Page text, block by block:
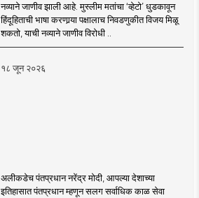
नव्याने जाणीव झाली आहे. मुस्लीम मतांचा ‘व्हेटो’ धुडकावून
हिंदूहिताची भाषा करणार्‍या पक्षालाच निवडणुकीत विजय मिळू
शकतो, याची नव्याने जाणीव विरोधी ..
१८ जून २०२६
अलीकडेच पंतप्रधान नरेंद्र मोदी, आपल्या देशाच्या
इतिहासात पंतप्रधान म्हणून सलग सर्वाधिक काळ सेवा